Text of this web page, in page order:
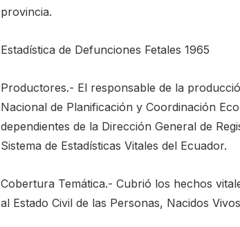
provincia.
Estadística de Defunciones Fetales 1965
Productores.- El responsable de la
Nacional de Planificación y Coordinación
dependientes de la Dirección General de
Sistema de Estadísticas Vitales del Ecuador.
Cobertura Temática.- Cubrió los hechos
al Estado Civil de las Personas, Nacidos